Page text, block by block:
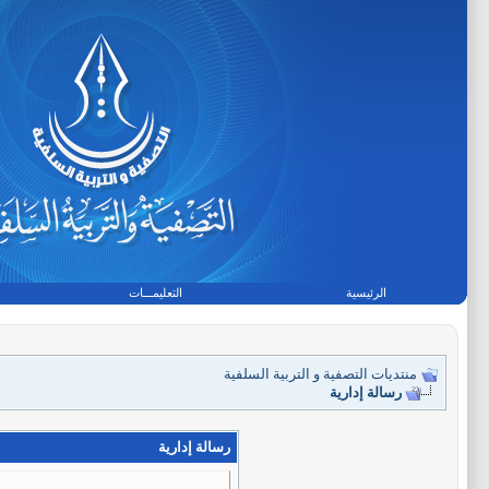
الرئيسية التعليمـــات
منتديات التصفية و التربية السلفية
رسالة إدارية
رسالة إدارية